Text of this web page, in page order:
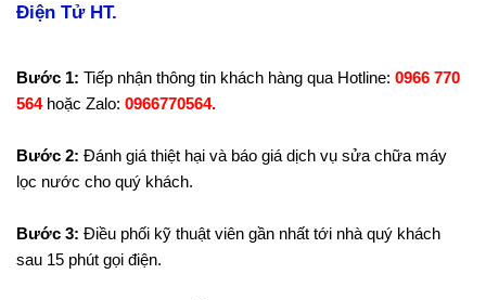
Điện Tử HT.
Bước 1: Tiếp nhận thông tin khách hàng qua Hotline: 0966 770
564hoặc Zalo: 0966770564.
Bước 2: Đánh giá thiệt hại và báo giá dịch vụ sửa chữa máy
lọc nước cho quý khách.
Bước 3: Điều phối kỹ thuật viên gần nhất tới nhà quý khách
sau 15 phút gọi điện.